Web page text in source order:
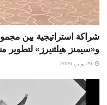
شراكة استراتيجية بين
و«سيمنز هيلثنيرز»